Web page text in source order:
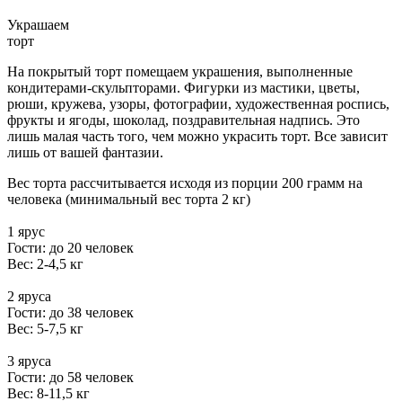
Украшаем
торт
На покрытый торт помещаем украшения, выполненные
кондитерами-скульпторами. Фигурки из мастики, цветы,
рюши, кружева, узоры, фотографии, художественная роспись,
фрукты и ягоды, шоколад, поздравительная надпись. Это
лишь малая часть того, чем можно украсить торт. Все зависит
лишь от вашей фантазии.
Вес торта рассчитывается исходя из порции 200 грамм на
человека (минимальный вес торта 2 кг)
1 ярус
Гости: до 20 человек
Вес: 2-4,5 кг
2 яруса
Гости: до 38 человек
Вес: 5-7,5 кг
3 яруса
Гости: до 58 человек
Вес: 8-11,5 кг